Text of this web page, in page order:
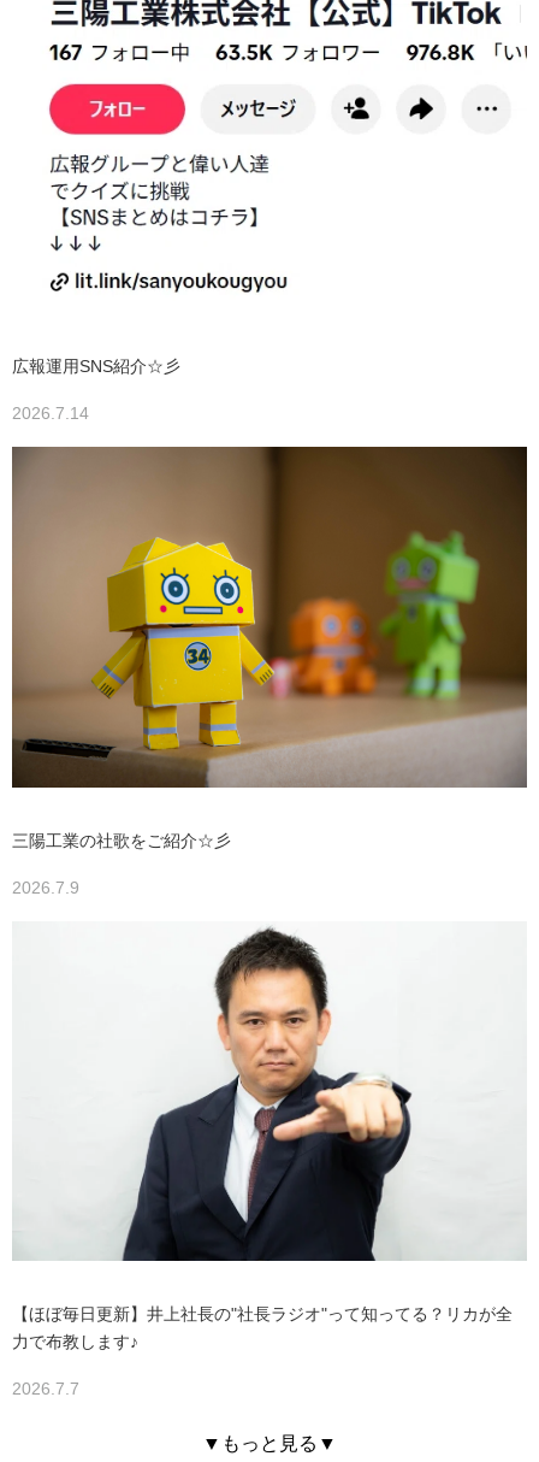
広報運用SNS紹介☆彡
2026.7.14
三陽工業の社歌をご紹介☆彡
2026.7.9
【ほぼ毎日更新】井上社長の"社長ラジオ"って知ってる？リカが全
力で布教します♪
2026.7.7
▼もっと見る▼